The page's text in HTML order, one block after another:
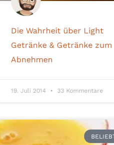
Die Wahrheit über Light
Getränke & Getränke zum
Abnehmen
19. Juli 2014 33 Kommentare